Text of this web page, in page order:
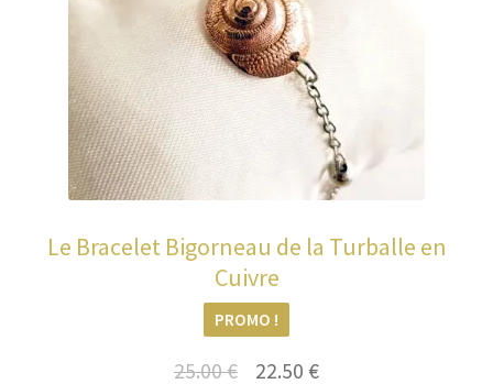
Le Bracelet Bigorneau de la Turballe en
Cuivre
PROMO !
25.00€
Le
22.50 €Le